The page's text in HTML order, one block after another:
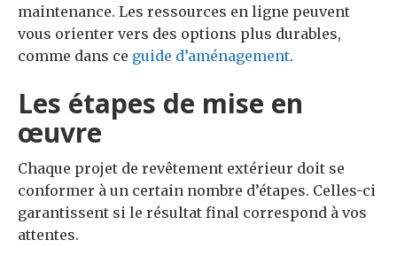
maintenance. Les ressources en ligne peuvent
vous orienter vers des options plus durables,
comme dans ce guide d’aménagement.
Les étapes de mise en
œuvre
Chaque projet de revêtement extérieur doit se
conformer à un certain nombre d’étapes. Celles-ci
garantissent si le résultat final correspond à vos
attentes.